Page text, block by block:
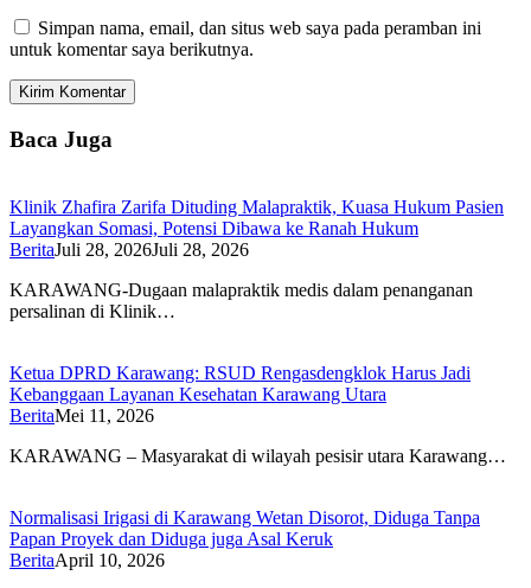
Simpan nama, email, dan situs web saya pada peramban ini
untuk komentar saya berikutnya.
Baca Juga
Klinik Zhafira Zarifa Dituding Malapraktik, Kuasa Hukum Pasien
Layangkan Somasi, Potensi Dibawa ke Ranah Hukum
BeritaJuli 28, 2026Juli 28, 2026
KARAWANG-Dugaan malapraktik medis dalam penanganan
persalinan di Klinik…
Ketua DPRD Karawang: RSUD Rengasdengklok Harus Jadi
Kebanggaan Layanan Kesehatan Karawang Utara
BeritaMei 11, 2026
KARAWANG – Masyarakat di wilayah pesisir utara Karawang…
Normalisasi Irigasi di Karawang Wetan Disorot, Diduga Tanpa
Papan Proyek dan Diduga juga Asal Keruk
BeritaApril 10, 2026